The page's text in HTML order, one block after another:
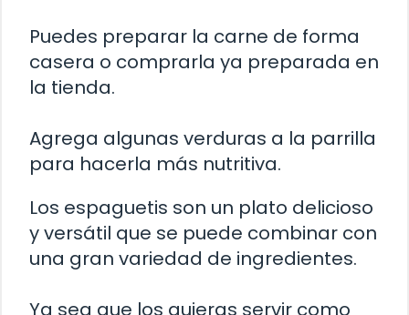
Puedes preparar la carne de forma
casera o comprarla ya preparada en
la tienda.
Agrega algunas verduras a la parrilla
para hacerla más nutritiva.
Los espaguetis son un plato delicioso
y versátil que se puede combinar con
una gran variedad de ingredientes.
Ya sea que los quieras servir como